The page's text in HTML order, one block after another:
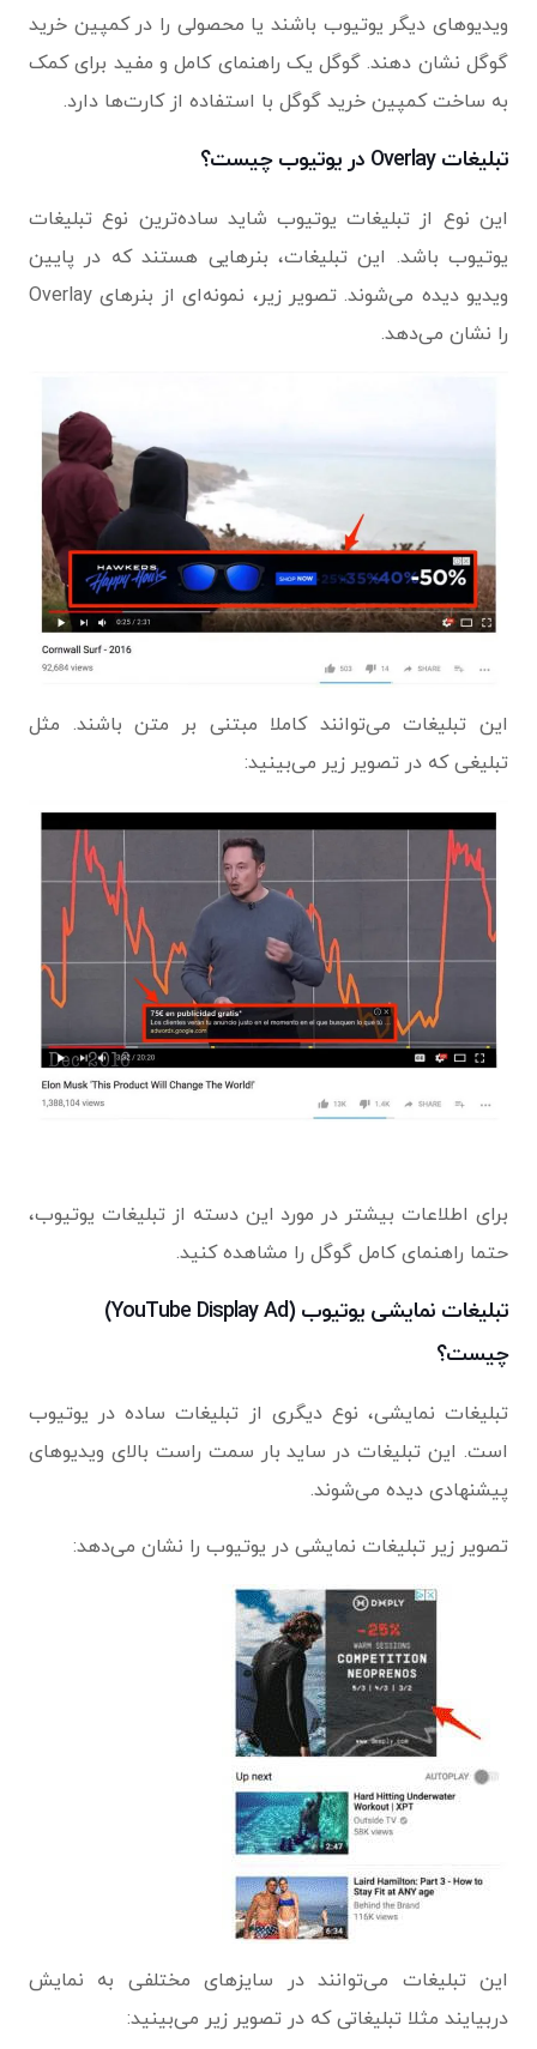
ویدیوهای دیگر یوتیوب باشند یا محصولی را در کمپین خرید
گوگل نشان دهند. گوگل یک راهنمای کامل و مفید برای کمک
به ساخت کمپین خرید گوگل با استفاده از کارت‌ها دارد.
تبلیغات Overlay در یوتیوب چیست؟
این نوع از تبلیغات یوتیوب شاید ساده‌ترین نوع تبلیغات
یوتیوب باشد. این تبلیغات، بنرهایی هستند که در پایین
ویدیو دیده می‌شوند. تصویر زیر، نمونه‌ای از بنرهای Overlay
را نشان می‌دهد.
این تبلیغات می‌توانند کاملا مبتنی بر متن باشند. مثل
تبلیغی که در تصویر زیر می‌بینید:
برای اطلاعات بیشتر در مورد این دسته از تبلیغات یوتیوب،
حتما راهنمای کامل گوگل را مشاهده کنید.
تبلیغات نمایشی یوتیوب (YouTube Display Ad)
چیست؟
تبلیغات نمایشی، نوع دیگری از تبلیغات ساده در یوتیوب
است. این تبلیغات در ساید بار سمت راست بالای ویدیوهای
پیشنهادی دیده می‌شوند.
تصویر زیر تبلیغات نمایشی در یوتیوب را نشان می‌دهد:
این تبلیغات می‌توانند در سایزهای مختلفی به نمایش
دربیایند مثلا تبلیغاتی که در تصویر زیر می‌بینید: